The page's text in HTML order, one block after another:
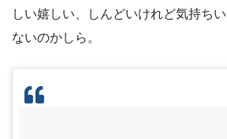
しい嬉しい、しんどいけれど気持ち
ないのかしら。